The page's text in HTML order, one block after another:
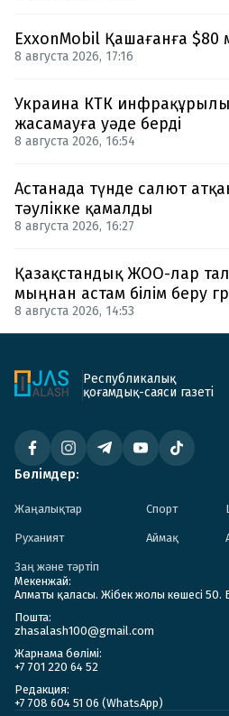
ExxonMobil Қашағанға $80
8 августа 2026, 17:16
Украина КТК
жасамауға уәде берді
8 августа 2026, 16:54
Астанада түнде салют
тәулікке қамалды
8 августа 2026, 16:27
Қазақстандық ЖОО-лар
мыңнан астам білім беру
8 августа 2026, 14:53
Республикалық
қоғамдық-саяси газеті
Бөлімдер:
Жаңалықтар Спорт
Руханият Аймақ
Заң және тәртіп
Мекенжай:
Алматы қаласы. Жібек жолы көшесі 50.
Пошта:
zhasalash100@gmail.com
Жарнама бөлімі:
+7 701 220 64 52
Редакция:
+7 708 604 51 06 (WhatsApp)